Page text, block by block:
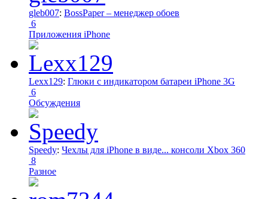
gleb007: BossPaper – менеджер обоев
6
Приложения iPhone
Lexx129: Глюки с индикатором батареи iPhone 3G
6
Обсуждения
Speedy: Чехлы для iPhone в виде... консоли Xbox 360
8
Разное